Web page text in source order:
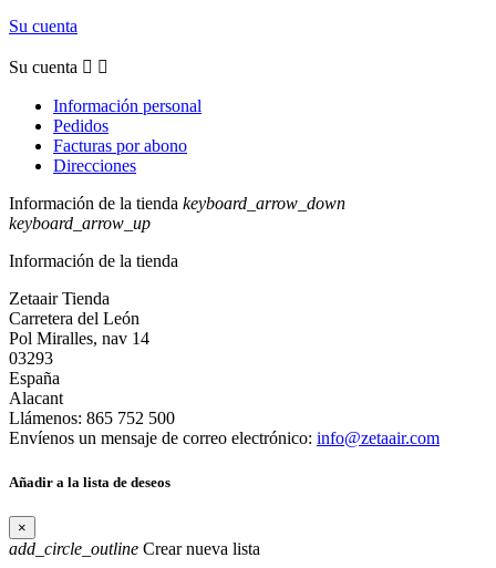
Su cuenta
Su cuenta  
Información personal
Pedidos
Facturas por abono
Direcciones
Información de la tienda keyboard_arrow_down
keyboard_arrow_up
Información de la tienda
Zetaair Tienda
Carretera del León
Pol Miralles, nav 14
03293
España
Alacant
Llámenos: 865 752 500
Envíenos un mensaje de correo electrónico: info@zetaair.com
Añadir a la lista de deseos
×
add_circle_outline Crear nueva lista